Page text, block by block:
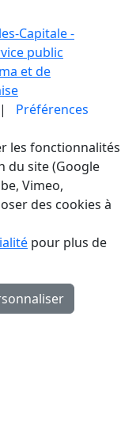
Capitale -
public
et de
Préférences
les fonctionnalités
du site (Google
Vimeo,
des cookies à
pour plus de